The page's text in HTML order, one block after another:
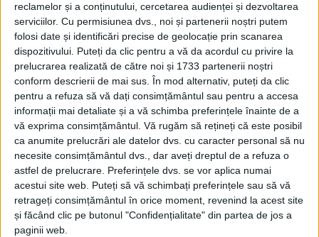
reclamelor și a conținutului, cercetarea audienței și dezvoltarea
serviciilor. Cu permisiunea dvs., noi și partenerii noștri putem
folosi date și identificări precise de geolocație prin scanarea
dispozitivului. Puteți da clic pentru a vă da acordul cu privire la
prelucrarea realizată de către noi și 1733 partenerii noștri
conform descrierii de mai sus. În mod alternativ, puteți da clic
pentru a refuza să vă dați consimțământul sau pentru a accesa
informații mai detaliate și a vă schimba preferințele înainte de a
vă exprima consimțământul. Vă rugăm să rețineți că este posibil
ca anumite prelucrări ale datelor dvs. cu caracter personal să nu
necesite consimțământul dvs., dar aveți dreptul de a refuza o
astfel de prelucrare. Preferințele dvs. se vor aplica numai
acestui site web. Puteți să vă schimbați preferințele sau să vă
retrageți consimțământul în orice moment, revenind la acest site
și făcând clic pe butonul "Confidențialitate" din partea de jos a
paginii web.
Etichetă: Solonețul Nou – Pleșa
Drumul care stă, nu merge